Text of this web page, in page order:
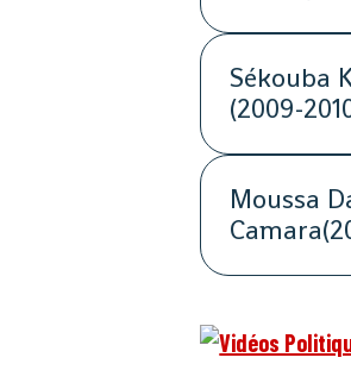
Sékouba
(2009-
Moussa